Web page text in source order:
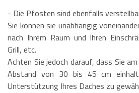
- Die Pfosten sind ebenfalls
Sie können sie unabhängig
nach Ihrem Raum und Ihren
Grill, etc.
Achten Sie jedoch darauf, dass Sie
Abstand von 30 bis 45 cm
Unterstützung Ihres Daches zu